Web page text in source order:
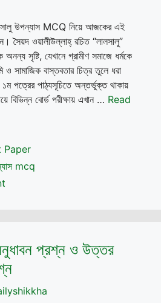
উপন্যাস MCQ নিয়ে আজকের এই
সৈয়দ ওয়ালীউল্লাহ্ রচিত “লালসালু”
অনন্য সৃষ্টি, যেখানে গ্রামীণ সমাজে ধর্মকে
ও সামাজিক বাস্তবতার চিত্র তুলে ধরা
পত্রের পাঠ্যসূচিতে অন্তর্ভুক্ত থাকায়
বিভিন্ন বোর্ড পরীক্ষায় এখান … Read
Paper
mcq
প্রশ্ন ও উত্তর